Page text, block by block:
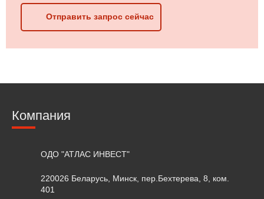
Отправить запрос сейчас
Компания
ОДО "АТЛАС ИНВЕСТ"
220026 Беларусь, Минск, пер.Бехтерева, 8, ком.
401